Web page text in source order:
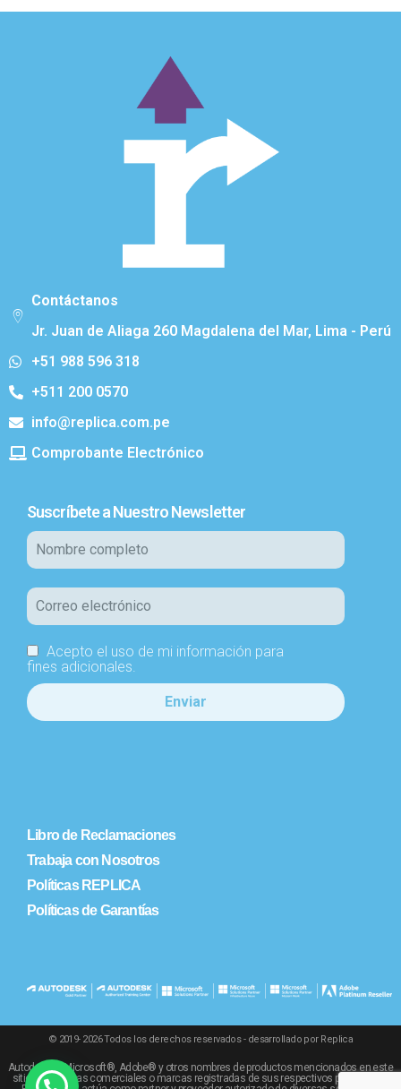
Contáctanos
Jr. Juan de Aliaga 260 Magdalena del Mar, Lima - Perú
+51 988 596 318
+511 200 0570
info@replica.com.pe
Comprobante Electrónico
Suscríbete a Nuestro Newsletter
Acepto el uso de mi información para
fines adicionales.
Libro de Reclamaciones
Trabaja con Nosotros
Políticas REPLICA
Políticas de Garantías
© 2019- 2026 Todos los derechos reservados - desarrollado por Replica
Autodesk®, Microsoft®, Adobe® y otros nombres de productos mencionados en este
sitio son marcas comerciales o marcas registradas de sus respectivos propietarios.